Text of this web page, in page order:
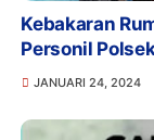
Kebakaran
Personil
JANUARI 24, 2024